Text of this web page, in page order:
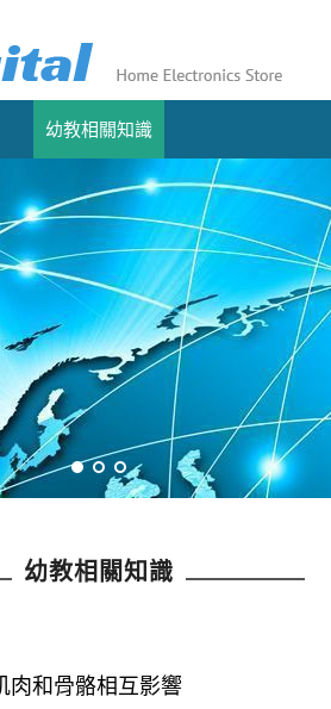
幼教相關知識
幼教相關知識
肉和骨骼相互影響